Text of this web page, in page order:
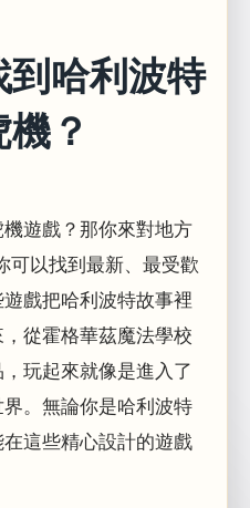
哈利波特
？
遊戲？那你來對地方
可以找到最新、最受歡
戲把哈利波特故事裡
從霍格華茲魔法學校
玩起來就像是進入了
。無論你是哈利波特
這些精心設計的遊戲